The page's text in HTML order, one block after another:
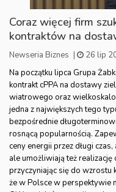
Coraz więcej firm
kontraktów na
Newseria Biznes |
26 lip
Na początku lipca Grupa
kontrakt cPPA na dostawy
wiatrowego oraz
jedna z największych tego
bezpośrednie
rosnącą popularnością.
ceny energii przez długi
ale umożliwiają też
przyczyniając się do wzrostu
że w Polsce w perspektywie